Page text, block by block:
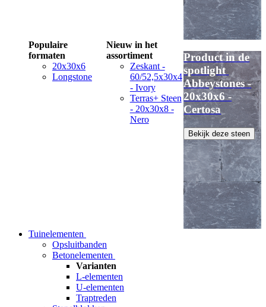
Populaire
formaten
20x30x6
Longstone
Nieuw in het
assortiment
Zeskant -
60/52,5x30x4
- Ivory
Terras+ Steen
- 20x30x8 -
Nero
Product in de
spotlight
Abbeystones -
20x30x6 -
Certosa
Bekijk deze steen
Tuinelementen
Opsluitbanden
Betonelementen
Varianten
L-elementen
U-elementen
Traptreden